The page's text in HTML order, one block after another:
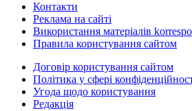
Контакти
Реклама на сайті
Використання матеріалів
Правила користування сайтом
Договір користування сайтом
Політика у сфері
Угода щодо користування
Редакція